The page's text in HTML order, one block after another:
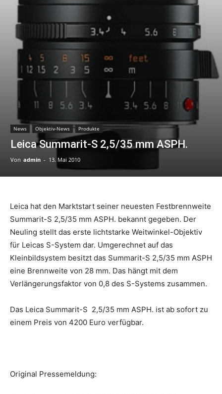
News Objektiv-News Produkte
Leica Summarit-S 2,5/35 mm ASPH.
Von admin - 13. Mai 2010
Leica hat den Marktstart seiner neuesten Festbrennweite
Summarit-S 2,5/35 mm ASPH. bekannt gegeben. Der
Neuling stellt das erste lichtstarke Weitwinkel-Objektiv
für Leicas S-System dar. Umgerechnet auf das
Kleinbildsystem besitzt das Summarit-S 2,5/35 mm ASPH
eine Brennweite von 28 mm. Das hängt mit dem
Verlängerungsfaktor von 0,8 des S-Systems zusammen.
Das Leica Summarit-S 2,5/35 mm ASPH. ist ab sofort zu
einem Preis von 4200 Euro verfügbar.
Original Pressemeldung: